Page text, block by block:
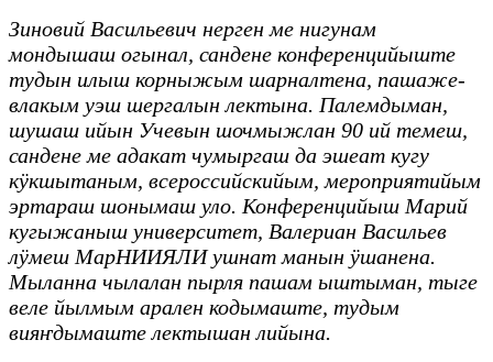
Зиновий Васильевич нерген ме нигунам
мондышаш огынал, сандене конференцийыште
тудын илыш корныжым шарналтена, пашаже-
влакым уэш шергалын лектына. Палемдыман,
шушаш ийын Учевын шочмыжлан 90 ий темеш,
сандене ме адакат чумыргаш да эшеат кугу
кӱкшытаным, всероссийскийым, мероприятийым
эртараш шонымаш уло. Конференцийыш Марий
кугыжаныш университет, Валериан Васильев
лӱмеш МарНИИЯЛИ ушнат манын ӱшанена.
Мыланна чылалан пырля пашам ыштыман, тыге
веле йылмым арален кодымаште, тудым
вияҥдымаште лектышан лийына.